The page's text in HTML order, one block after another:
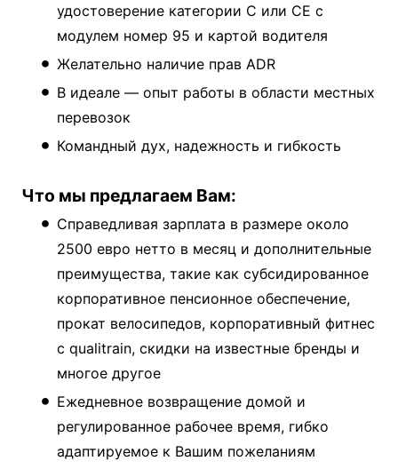
удостоверение категории C или CE с
модулем номер 95 и картой водителя
Желательно наличие прав ADR
В идеале — опыт работы в области местных
перевозок
Командный дух, надежность и гибкость
Что мы предлагаем Вам:
Справедливая зарплата в размере около
2500 евро нетто в месяц и дополнительные
преимущества, такие как субсидированное
корпоративное пенсионное обеспечение,
прокат велосипедов, корпоративный фитнес
с qualitrain, скидки на известные бренды и
многое другое
Ежедневное возвращение домой и
регулированное рабочее время, гибко
адаптируемое к Вашим пожеланиям